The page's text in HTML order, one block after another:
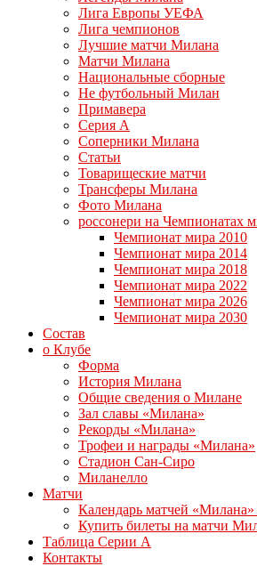
Лига Европы УЕФА
Лига чемпионов
Лучшие матчи Милана
Матчи Милана
Национальные сборные
Не футбольный Милан
Примавера
Серия А
Соперники Милана
Статьи
Товарищеские матчи
Трансферы Милана
Фото Милана
россонери на Чемпионатах
Чемпионат мира 2010
Чемпионат мира 2014
Чемпионат мира 2018
Чемпионат мира 2022
Чемпионат мира 2026
Чемпионат мира 2030
Состав
о Клубе
Форма
История Милана
Общие сведения о Милане
Зал славы «Милана»
Рекорды «Милана»
Трофеи и награды «Милана»
Стадион Сан-Сиро
Миланелло
Матчи
Календарь матчей «Милана»
Купить билеты на матчи
Таблица Серии А
Контакты